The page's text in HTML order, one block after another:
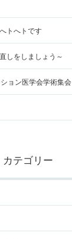
トへトです
しをしましょう～
ョン医学会学術集会
カテゴリー